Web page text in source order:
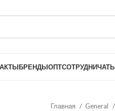
БРЕНДЫОПТСОТРУДНИЧАТЬ
Главная General